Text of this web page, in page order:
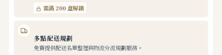
需滿 200 盒解鎖
多點配送規劃
免費提供配送名單整理與物流分流規劃服務。